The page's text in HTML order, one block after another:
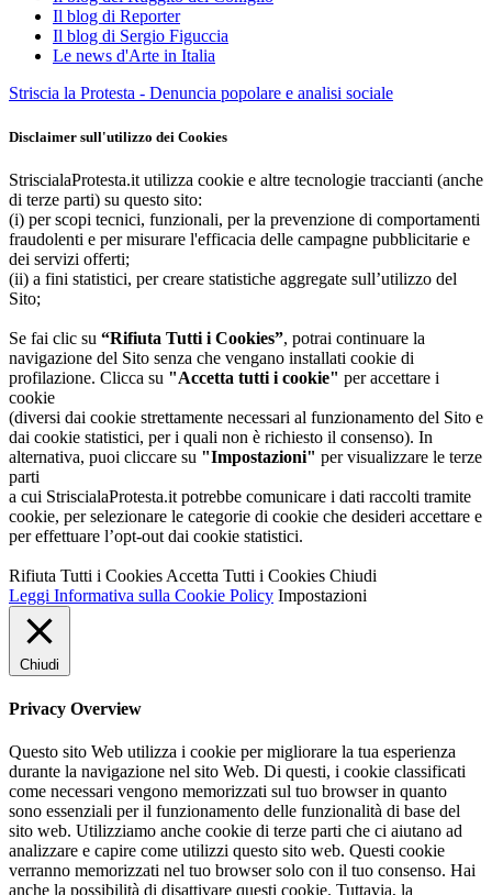
Il blog di Reporter
Il blog di Sergio Figuccia
Le news d'Arte in Italia
Striscia la Protesta - Denuncia popolare e analisi sociale
Disclaimer sull'utilizzo dei Cookies
StriscialaProtesta.it utilizza cookie e altre tecnologie traccianti (anche
di terze parti) su questo sito:
(i) per scopi tecnici, funzionali, per la prevenzione di comportamenti
fraudolenti e per misurare l'efficacia delle campagne pubblicitarie e
dei servizi offerti;
(ii) a fini statistici, per creare statistiche aggregate sull’utilizzo del
Sito;
Se fai clic su “Rifiuta Tutti i Cookies”, potrai continuare la
navigazione del Sito senza che vengano installati cookie di
profilazione. Clicca su "Accetta tutti i cookie" per accettare i
cookie
(diversi dai cookie strettamente necessari al funzionamento del Sito e
dai cookie statistici, per i quali non è richiesto il consenso). In
alternativa, puoi cliccare su "Impostazioni" per visualizzare le terze
parti
a cui StriscialaProtesta.it potrebbe comunicare i dati raccolti tramite
cookie, per selezionare le categorie di cookie che desideri accettare e
per effettuare l’opt-out dai cookie statistici.
Rifiuta Tutti i Cookies Accetta Tutti i Cookies Chiudi
Leggi Informativa sulla Cookie Policy Impostazioni
Chiudi
Privacy Overview
Questo sito Web utilizza i cookie per migliorare la tua esperienza
durante la navigazione nel sito Web. Di questi, i cookie classificati
come necessari vengono memorizzati sul tuo browser in quanto
sono essenziali per il funzionamento delle funzionalità di base del
sito web. Utilizziamo anche cookie di terze parti che ci aiutano ad
analizzare e capire come utilizzi questo sito web. Questi cookie
verranno memorizzati nel tuo browser solo con il tuo consenso. Hai
anche la possibilità di disattivare questi cookie. Tuttavia, la